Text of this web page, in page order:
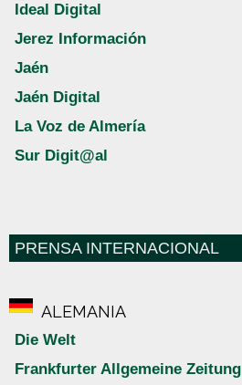
Ideal Digital
Jerez Información
Jaén
Jaén Digital
La Voz de Almería
Sur Digit@al
PRENSA INTERNACIONAL
ALEMANIA
Die Welt
Frankfurter Allgemeine Zeitung